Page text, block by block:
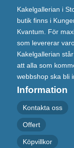
Kakelgallerian i
butik finns i
Kvantum. För
som levererar
Kakelgallerian
att alla som
webbshop ska bli
Information
Kontakta oss
Offert
Köpvillkor